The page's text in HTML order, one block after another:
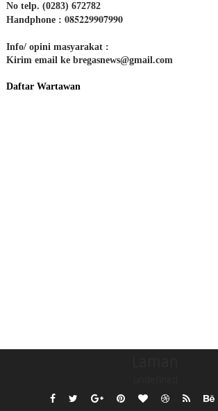
No telp. (0283) 672782
Handphone : 085229907990
Info/ opini masyarakat :
Kirim email ke bregasnews@gmail.com
Daftar Wartawan